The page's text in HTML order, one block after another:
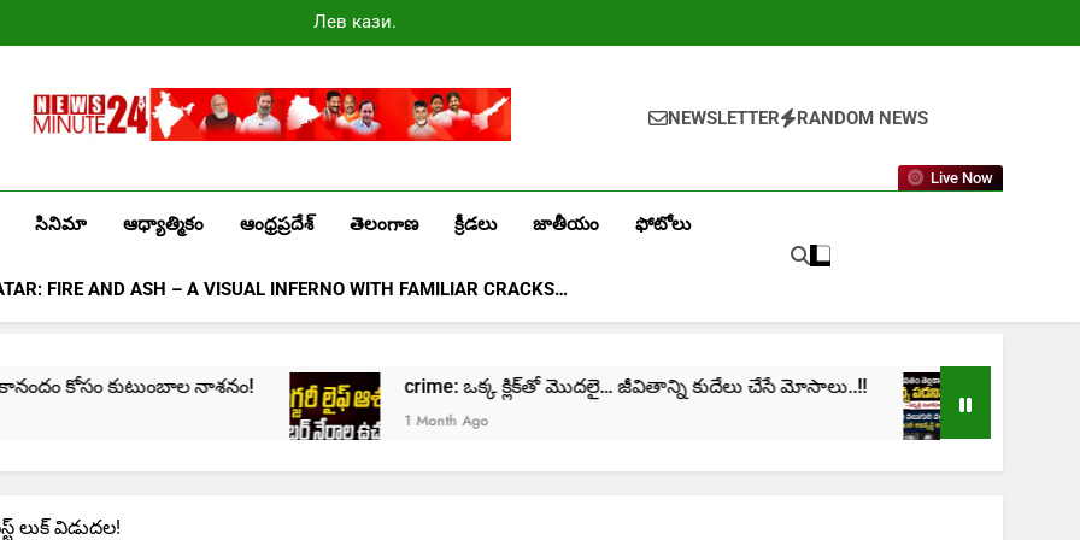
Лев казино
промокоды
Newsminute24
NEWSLETTER RANDOM NEWS
Live Now
సినిమా ఆధ్యాత్మికం ఆంధ్రప్రదేశ్ తెలంగాణ క్రీడలు జాతీయం ఫోటోలు
FIRE AND ASH – A VISUAL INFERNO WITH FAMILIAR CRACKS…
కోసం కుటుంబాల నాశనం! crime: ఒక్క క్లిక్‌తో మొదలై… జీవితాన్ని కుదేలు చేసే మోసాలు..!!
1 Month Ago
cinima: “నా
1 Month Ago
లుక్ విడుదల!